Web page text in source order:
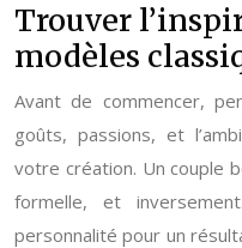
Trouver
modèles
Avant de commencer,
goûts, passions, et
votre création. Un couple
formelle, et
personnalité pour un